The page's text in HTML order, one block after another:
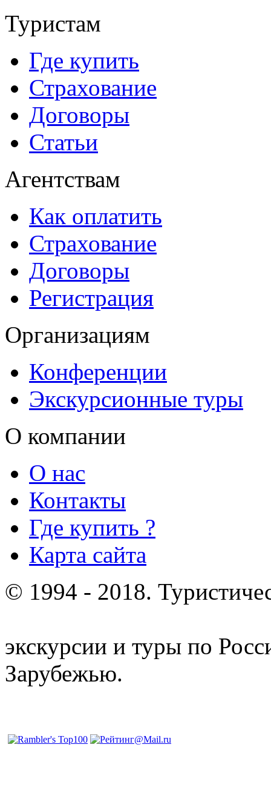
Туристам
Где купить
Страхование
Договоры
Статьи
Агентствам
Как оплатить
Страхование
Договоры
Регистрация
Организациям
Конференции
Экскурсионные туры
О компании
О нас
Контакты
Где купить ?
Карта сайта
© 1994 - 2018.
экскурсии и туры по
Зарубежью.